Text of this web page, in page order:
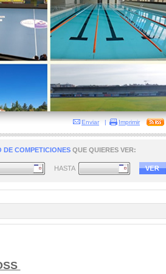
Enviar | Imprimir
DE COMPETICIONES QUE QUIERES VER:
HASTA